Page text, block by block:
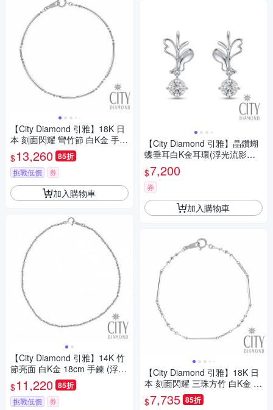
【City Diamond 引雅】18K 日
本 刻面閃耀 彎竹節 白K金 手鍊
(東京Yuki表參道系列)
$13,260 85折
挑戰低價 券
加入購物車
【City Diamond 引雅】14K 竹
節亮面 白K金 18cm 手鍊 (浮光
流影系列)
$11,220 85折
挑戰低價 券
【City Diamond 引雅】晶鑽蝴
蝶垂耳白K金耳環(浮光流影系
列)
$7,200
券
加入購物車
【City Diamond 引雅】18K 日
本 刻面閃耀 三珠方竹 白K金 手
鍊 (東京Yuki表參道系列)
$7,735 85折